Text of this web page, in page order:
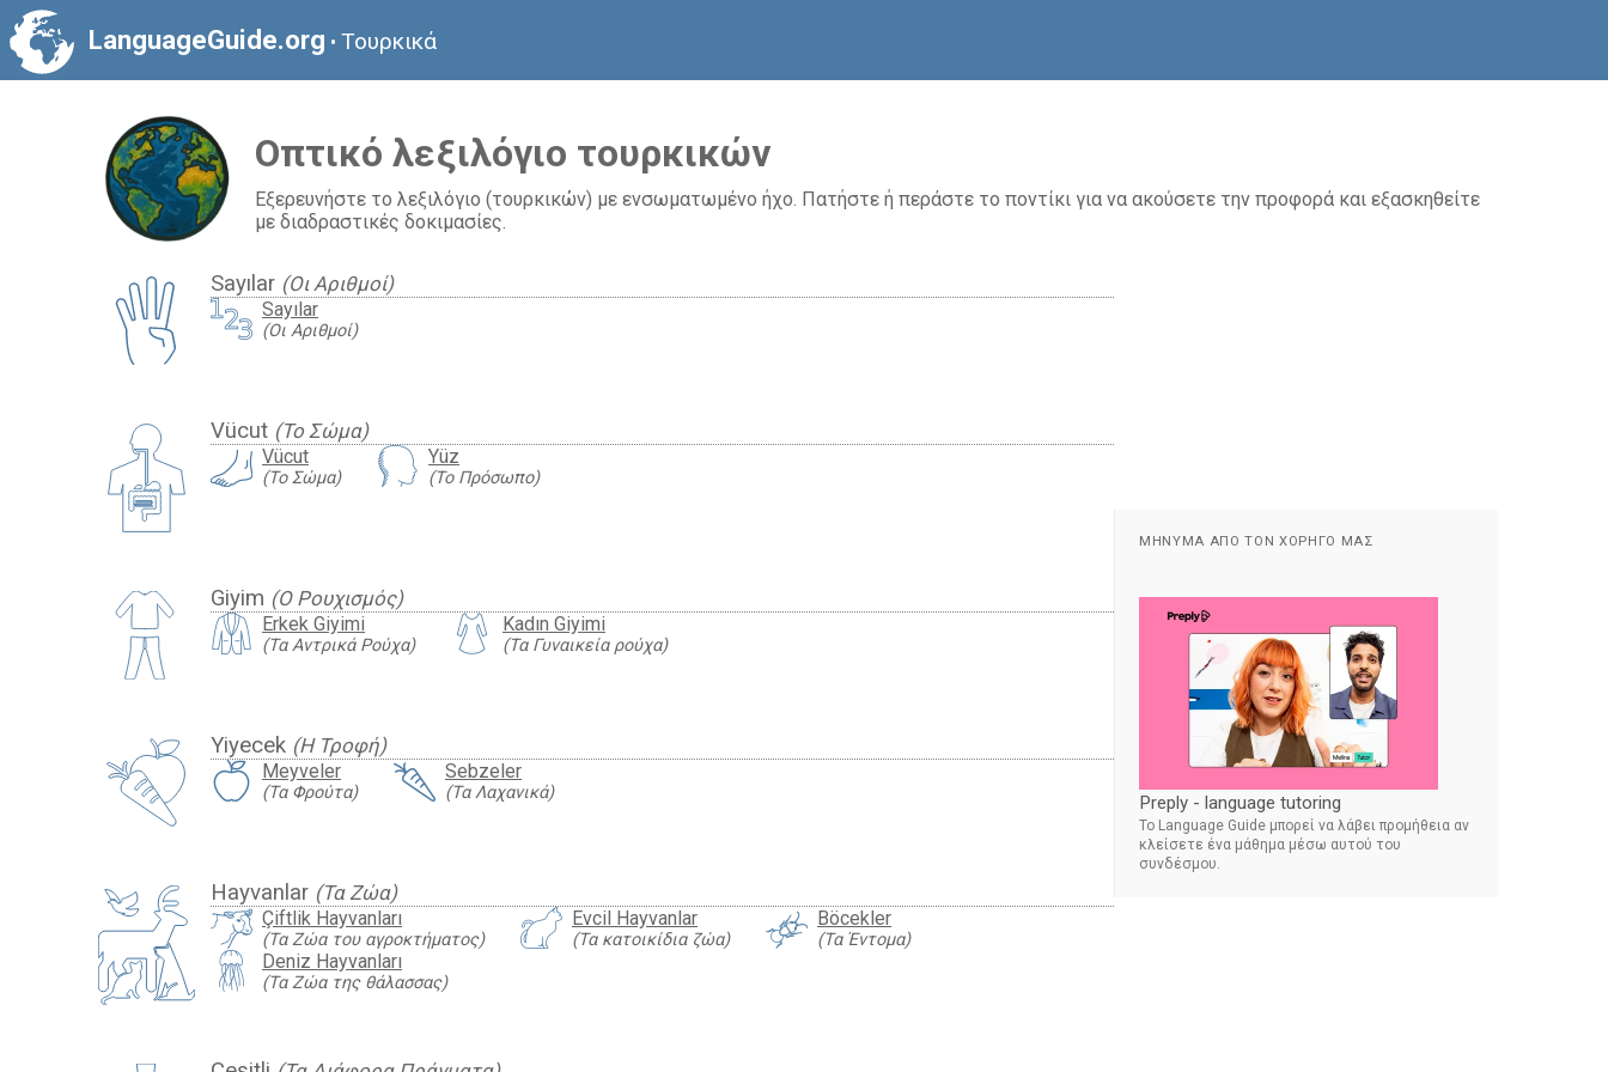
LanguageGuide.org • Τουρκικά
Οπτικό λεξιλόγιο τουρκικών
Εξερευνήστε το λεξιλόγιο (τουρκικών) με ενσωματωμένο ήχο. Πατήστε ή περάστε το ποντίκι για να ακούσετε την προφορά και εξασκηθείτε
με διαδραστικές δοκιμασίες.
Sayılar (Οι Αριθμοί)
Sayılar
(Οι Αριθμοί)
Vücut (Το Σώμα)
Vücut
(Το Σώμα)
Yüz
(Το Πρόσωπο)
Giyim (Ο Ρουχισμός)
Erkek Giyimi
(Τα Αντρικά Ρούχα)
Kadın Giyimi
(Τα Γυναικεία ρούχα)
Yiyecek (Η Τροφή)
Meyveler
(Τα Φρούτα)
Sebzeler
(Τα Λαχανικά)
Hayvanlar (Τα Ζώα)
Çiftlik Hayvanları
(Τα Ζώα του αγροκτήματος)
Evcil Hayvanlar
(Τα κατοικίδια ζώα)
Böcekler
(Τα Έντομα)
Deniz Hayvanları
(Τα Ζώα της θάλασσας)
ΜΉΝΥΜΑ ΑΠΌ ΤΟΝ ΧΟΡΗΓΌ ΜΑΣ
Preply - language tutoring
Το Language Guide μπορεί να λάβει προμήθεια αν
κλείσετε ένα μάθημα μέσω αυτού του
συνδέσμου.